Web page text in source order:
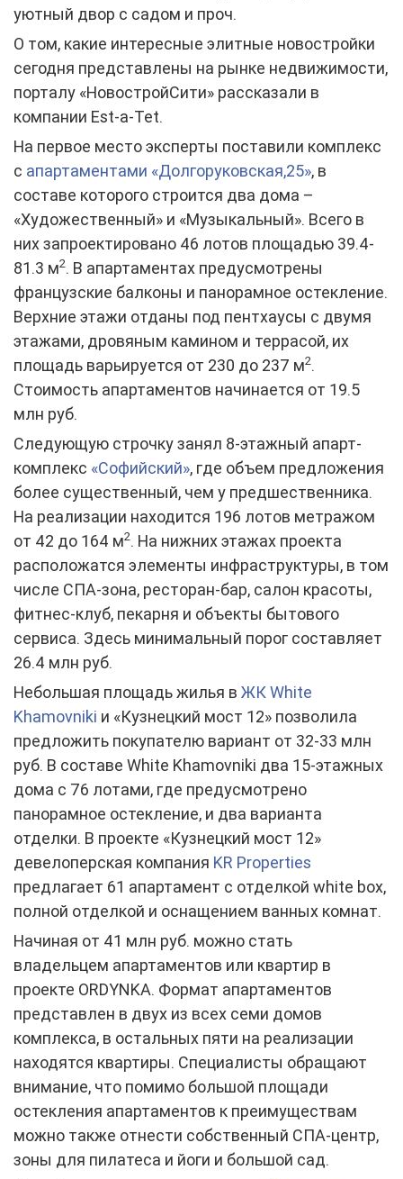
уютный двор с садом и проч.
О том, какие интересные элитные новостройки
сегодня представлены на рынке недвижимости,
порталу «НовостройСити» рассказали в
компании Est-a-Tet.
На первое место эксперты поставили комплекс
с апартаментами «Долгоруковская,25», в
составе которого строится два дома –
«Художественный» и «Музыкальный». Всего в
них запроектировано 46 лотов площадью 39.4-
81.3 м2. В апартаментах предусмотрены
французские балконы и панорамное остекление.
Верхние этажи отданы под пентхаусы с двумя
этажами, дровяным камином и террасой, их
площадь варьируется от 230 до 237 м2.
Стоимость апартаментов начинается от 19.5
млн руб.
Следующую строчку занял 8-этажный апарт-
комплекс «Софийский», где объем предложения
более существенный, чем у предшественника.
На реализации находится 196 лотов метражом
от 42 до 164 м2. На нижних этажах проекта
расположатся элементы инфраструктуры, в том
числе СПА-зона, ресторан-бар, салон красоты,
фитнес-клуб, пекарня и объекты бытового
сервиса. Здесь минимальный порог составляет
26.4 млн руб.
Небольшая площадь жилья в ЖК White
Khamovniki и «Кузнецкий мост 12» позволила
предложить покупателю вариант от 32-33 млн
руб. В составе White Khamovniki два 15-этажных
дома с 76 лотами, где предусмотрено
панорамное остекление, и два варианта
отделки. В проекте «Кузнецкий мост 12»
девелоперская компания KR Properties
предлагает 61 апартамент с отделкой white box,
полной отделкой и оснащением ванных комнат.
Начиная от 41 млн руб. можно стать
владельцем апартаментов или квартир в
проекте ORDYNKA. Формат апартаментов
представлен в двух из всех семи домов
комплекса, в остальных пяти на реализации
находятся квартиры. Специалисты обращают
внимание, что помимо большой площади
остекления апартаментов к преимуществам
можно также отнести собственный СПА-центр,
зоны для пилатеса и йоги и большой сад.